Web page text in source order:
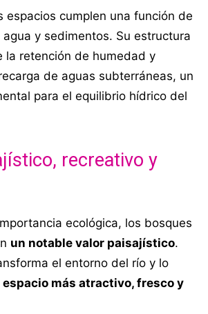
espacios cumplen una función de
y sedimentos. Su estructura
la retención de humedad y
de aguas subterráneas, un
para el equilibrio hídrico del
recreativo y
ecológica, los bosques
un notable valor paisajístico.
el entorno del río y lo
espacio más atractivo, fresco y